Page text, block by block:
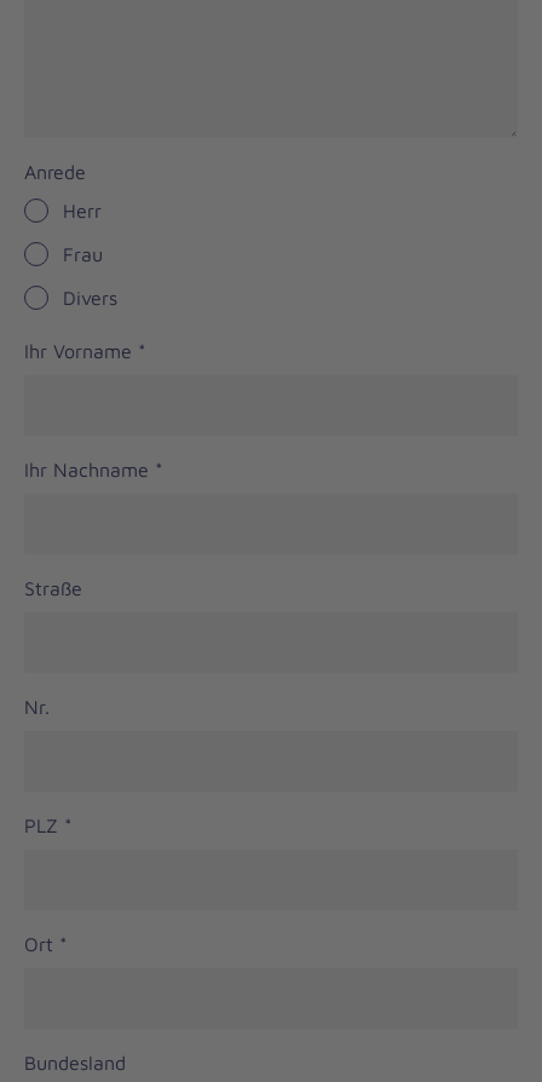
Anrede
Herr
Frau
Divers
Ihr Vorname *
Ihr Nachname *
Straße
Nr.
PLZ *
Ort *
Bundesland